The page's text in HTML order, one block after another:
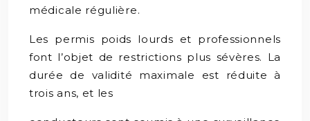
médicale régulière.
Les permis poids lourds et professionnels
font l’objet de restrictions plus sévères. La
durée de validité maximale est réduite à
trois ans, et les